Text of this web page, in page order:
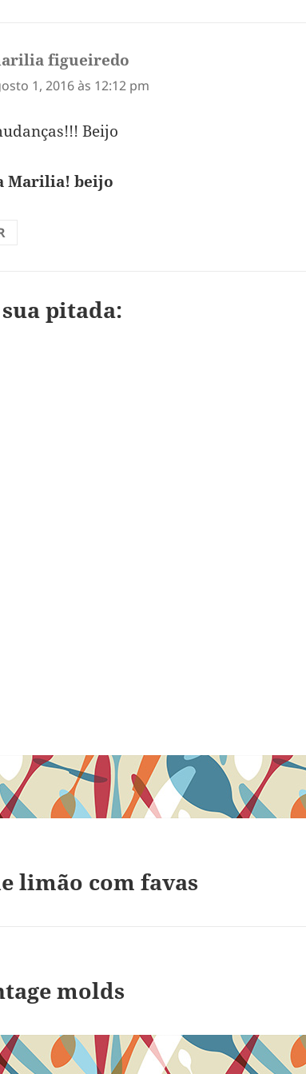
figueiredo
1, 2016 às 12:12 pm
Beijo
Marilia! beijo
pitada:
limão com favas
molds